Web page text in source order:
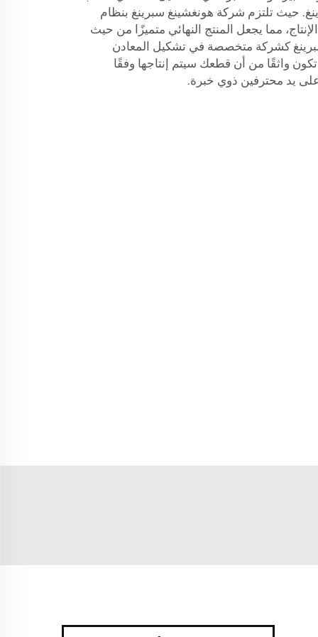
حيث تلتزم شركة هونغشينغ سبرينغ بنظام
مما يجعل المنتج النهائي متميزًا من حيث
كشركة متخصصة في تشكيل المعادن
واثقًا من أن قطعك سيتم إنتاجها وفقًا
يد محترفين ذوي خبرة.